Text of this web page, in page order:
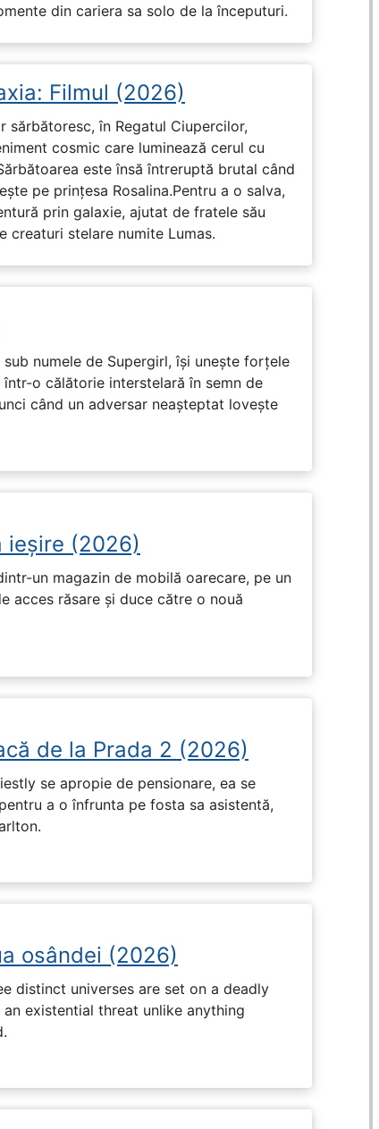
din cariera sa solo de la începuturi.
Filmul (2026)
sărbătoresc, în Regatul Ciupercilor,
cosmic care luminează cerul cu
este însă întreruptă brutal când
pe prinţesa Rosalina.Pentru a o salva,
prin galaxie, ajutat de fratele său
creaturi stelare numite Lumas.
numele de Supergirl, își unește forțele
o călătorie interstelară în semn de
când un adversar neașteptat lovește
ieșire (2026)
un magazin de mobilă oarecare, pe un
acces răsare și duce către o nouă
de la Prada 2 (2026)
se apropie de pensionare, ea se
a o înfrunta pe fosta sa asistentă,
osândei (2026)
distinct universes are set on a deadly
existential threat unlike anything